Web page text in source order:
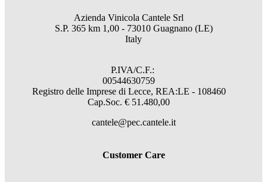
Azienda Vinicola Cantele Srl
S.P. 365 km 1,00 - 73010 Guagnano (LE)
Italy
P.IVA/C.F.:
00544630759
Registro delle Imprese di Lecce, REA:LE - 108460
Cap.Soc. € 51.480,00
cantele@pec.cantele.it
Customer Care